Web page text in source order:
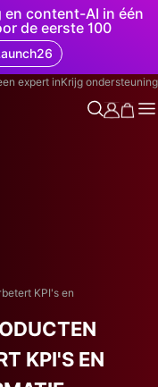
content-AI in één
de eerste 100
expert inKrijg ondersteuning
KPI's en
KPI'S EN